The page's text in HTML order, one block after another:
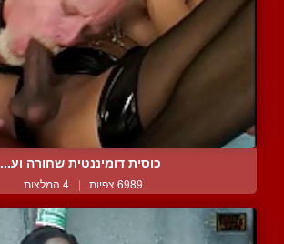
כוסית דומיננטית שחורה וע...
6989 צפיות | 4 המלצות